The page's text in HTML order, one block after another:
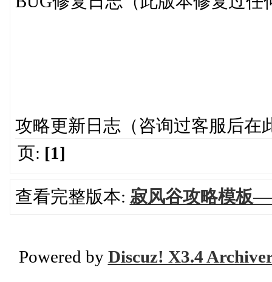
攻略更新日志（咨询过客服
页: [1]
查看完整版本: 寂风谷攻略模板
Powered by Discuz! X3.4